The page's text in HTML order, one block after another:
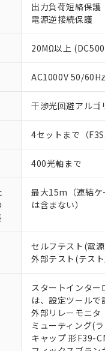
出力負荷短絡保護
電源逆接続保護
20MΩ以上
AC1000V 50/
干渉光回避アルゴ
4セットまで（
400光軸まで
最大15m（連結
は含まない）
セルフテスト(電
外部テスト(テス
スタートインタ
は、設定ツールで
外部リレーモニタ
ミューティング(
キャップ 形F39-